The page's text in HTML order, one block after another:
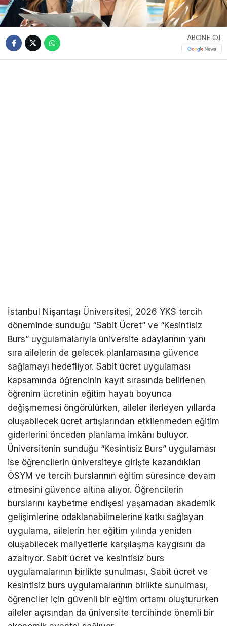
ABONE OL
İstanbul Nişantaşı Üniversitesi, 2026 YKS tercih
döneminde sunduğu “Sabit Ücret” ve “Kesintisiz
Burs” uygulamalarıyla üniversite adaylarının yanı
sıra ailelerin de gelecek planlamasına güvence
sağlamayı hedefliyor. Sabit ücret uygulaması
kapsamında öğrencinin kayıt sırasında belirlenen
öğrenim ücretinin eğitim hayatı boyunca
değişmemesi öngörülürken, aileler ilerleyen yıllarda
oluşabilecek ücret artışlarından etkilenmeden eğitim
giderlerini önceden planlama imkânı buluyor.
Üniversitenin sunduğu “Kesintisiz Burs” uygulaması
ise öğrencilerin üniversiteye girişte kazandıkları
ÖSYM ve tercih burslarının eğitim süresince devam
etmesini güvence altına alıyor. Öğrencilerin
burslarını kaybetme endişesi yaşamadan akademik
gelişimlerine odaklanabilmelerine katkı sağlayan
uygulama, ailelerin her eğitim yılında yeniden
oluşabilecek maliyetlerle karşılaşma kaygısını da
azaltıyor. Sabit ücret ve kesintisiz burs
uygulamalarının birlikte sunulması, Sabit ücret ve
kesintisiz burs uygulamalarının birlikte sunulması,
öğrenciler için güvenli bir eğitim ortamı oluştururken
aileler açısından da üniversite tercihinde önemli bir